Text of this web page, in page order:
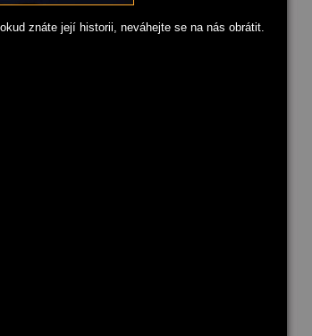
znáte její historii, neváhejte se na nás obrátit.